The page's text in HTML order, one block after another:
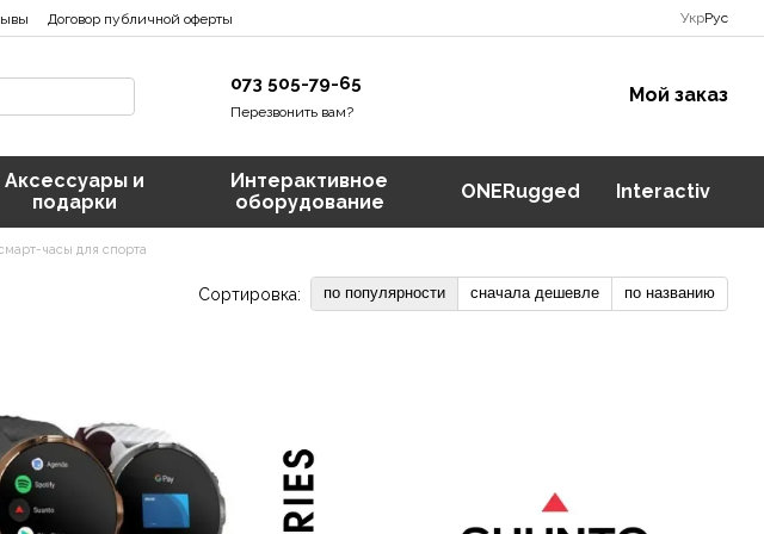
Договор публичной оферты УкрРус
073 505-79-65
Перезвонить вам?
Мой заказ
Аксессуары и
подарки
Интерактивное
оборудование
ONERugged Interactiv
часы для спорта
Сортировка: по популярности сначала дешевле по названию